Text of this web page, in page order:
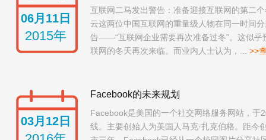
06月11日
2015年
互联网二马发出警告：准备迎接互联网的第二
云这两位中国互联网的重量级人物在同一时间
告——“互联网企业需要再次准备过冬”。这似乎
联网的冬天再次来临。而业内人士认为，... >>
03月12日
Facebook的未来规划
Facebook是美国的一个社交网络服务网站，于
线。主要创始人为美国人马克·扎克伯格。距今